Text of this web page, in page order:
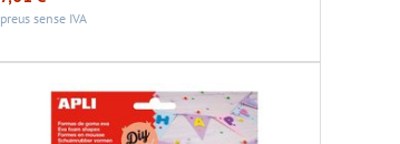
preus sense IVA